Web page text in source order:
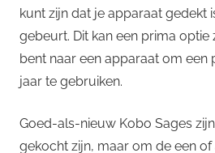
kunt zijn dat je apparaat gedekt
gebeurt. Dit kan een prima optie
bent naar een apparaat om een
jaar te gebruiken.
Goed-als-nieuw Kobo Sages
gekocht zijn, maar om de een